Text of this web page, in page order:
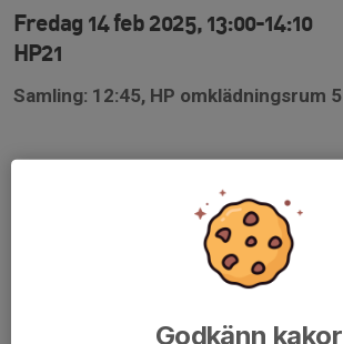
Fredag 14 feb 2025, 13:00-14:10
HP21
Samling: 12:45, HP omklädningsrum 5
Godkänn kakor